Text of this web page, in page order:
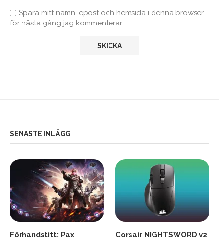
Spara mitt namn, epost och hemsida i denna browser
för nästa gång jag kommenterar.
SENASTE INLÄGG
Förhandstitt: Pax
Corsair NIGHTSWORD v2